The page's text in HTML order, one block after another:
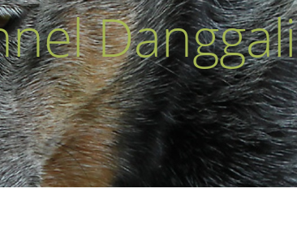
Danggali